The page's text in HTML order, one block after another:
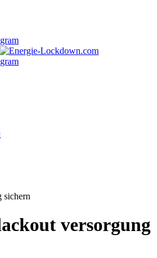
sichern
versorgung